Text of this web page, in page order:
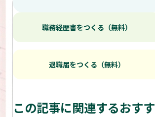
職務経歴書をつくる（無料）
退職届をつくる（無料）
この記事に関連するおすす